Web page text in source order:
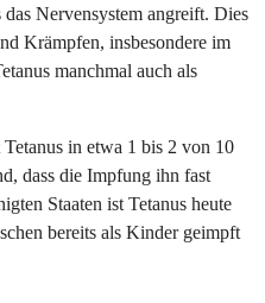
Nervensystem angreift. Dies
Krämpfen, insbesondere im
manchmal auch als
in etwa 1 bis 2 von 10
dass die Impfung ihn fast
Staaten ist Tetanus heute
bereits als Kinder geimpft